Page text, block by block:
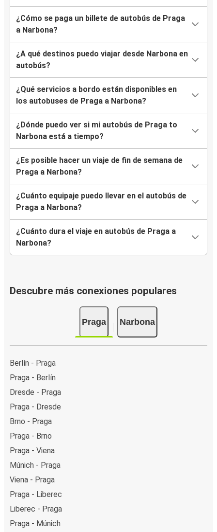
¿Cómo se paga un billete de autobús de Praga
a Narbona?
¿A qué destinos puedo viajar desde Narbona en
autobús?
¿Qué servicios a bordo están disponibles en
los autobuses de Praga a Narbona?
¿Dónde puedo ver si mi autobús de Praga to
Narbona está a tiempo?
¿Es posible hacer un viaje de fin de semana de
Praga a Narbona?
¿Cuánto equipaje puedo llevar en el autobús de
Praga a Narbona?
¿Cuánto dura el viaje en autobús de Praga a
Narbona?
Descubre más conexiones populares
Praga Narbona
Berlín - Praga
Praga - Berlín
Dresde - Praga
Praga - Dresde
Brno - Praga
Praga - Brno
Praga - Viena
Múnich - Praga
Viena - Praga
Praga - Liberec
Liberec - Praga
Praga - Múnich